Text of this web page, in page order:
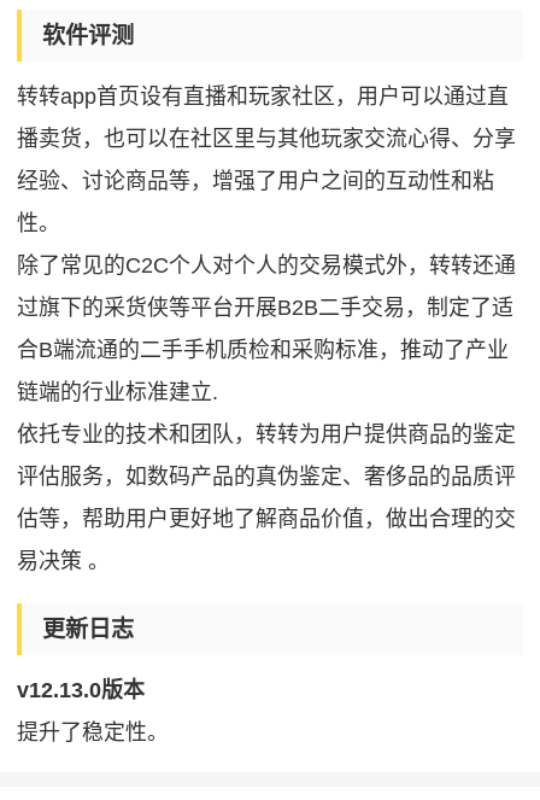
软件评测
转转app首页设有直播和玩家社区，用户可以通过直
播卖货，也可以在社区里与其他玩家交流心得、分享
经验、讨论商品等，增强了用户之间的互动性和粘
性。
除了常见的C2C个人对个人的交易模式外，转转还通
过旗下的采货侠等平台开展B2B二手交易，制定了适
合B端流通的二手手机质检和采购标准，推动了产业
链端的行业标准建立.
依托专业的技术和团队，转转为用户提供商品的鉴定
评估服务，如数码产品的真伪鉴定、奢侈品的品质评
估等，帮助用户更好地了解商品价值，做出合理的交
易决策 。
更新日志
v12.13.0版本
提升了稳定性。